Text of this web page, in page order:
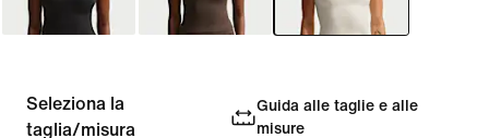
Seleziona la
taglia/misura
Guida alle taglie e alle
misure